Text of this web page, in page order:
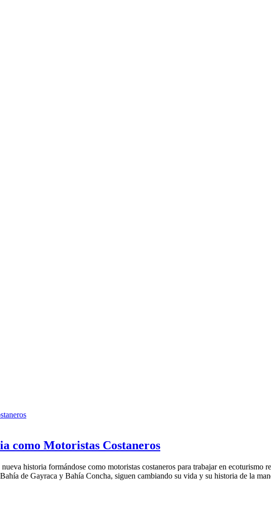
como Motoristas Costaneros
historia formándose como motoristas costaneros para trabajar en ecoturismo
de Gayraca y Bahía Concha, siguen cambiando su vida y su historia de la